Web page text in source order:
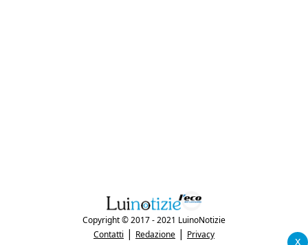
x
Copyright © 2017 - 2021 LuinoNotizie
Contatti | Redazione | Privacy